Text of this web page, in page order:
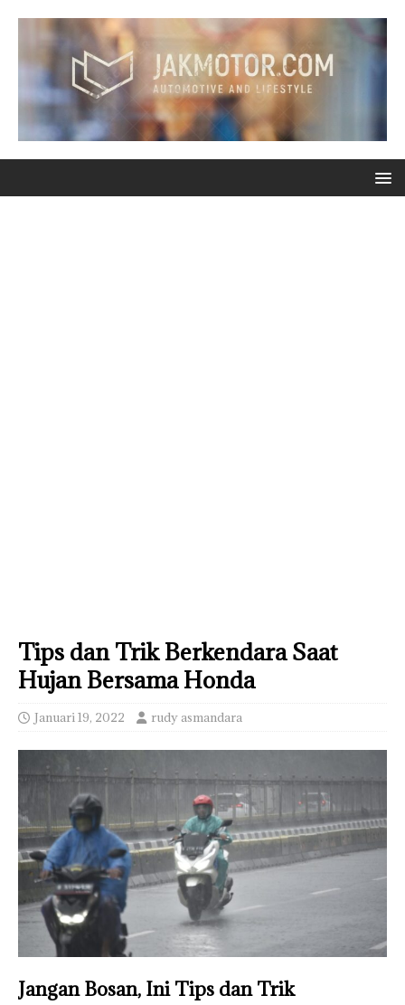
Tips dan Trik Berkendara Saat
Hujan Bersama Honda
Januari 19, 2022 rudy asmandara
Jangan Bosan, Ini Tips dan Trik